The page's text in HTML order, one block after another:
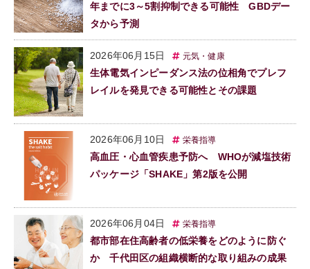
年までに3～5割抑制できる可能性 GBDデー
タから予測
2026年06月15日 元気・健康
生体電気インピーダンス法の位相角でプレフ
レイルを発見できる可能性とその課題
2026年06月10日 栄養指導
高血圧・心血管疾患予防へ WHOが減塩技術
パッケージ「SHAKE」第2版を公開
2026年06月04日 栄養指導
都市部在住高齢者の低栄養をどのように防ぐ
か 千代田区の組織横断的な取り組みの成果